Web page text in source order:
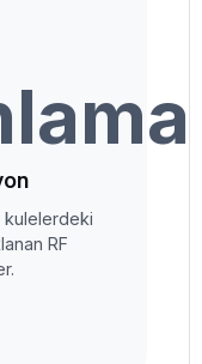
kulelerdeki
RF